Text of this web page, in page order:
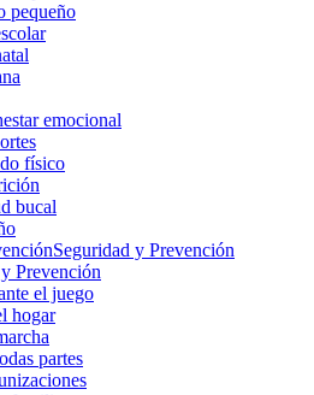
pequeño
emocional
físico
bucal
Seguridad y Prevención
Prevención
el juego
hogar
partes